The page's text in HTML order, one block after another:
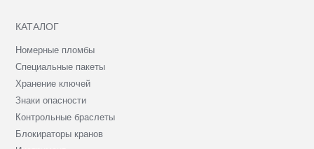
КАТАЛОГ
Номерные пломбы
Специальные пакеты
Хранение ключей
Знаки опасности
Контрольные браслеты
Блокираторы кранов